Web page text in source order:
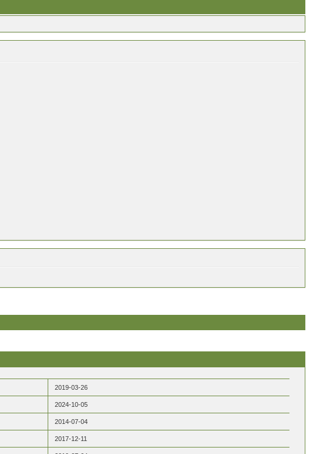
2019-03-26
2024-10-05
2014-07-04
2017-12-11